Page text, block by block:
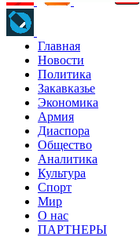
Главная
Новости
Политика
Закавказье
Экономика
Армия
Диаспора
Общество
Аналитика
Культура
Спорт
Мир
О нас
ПАРТНЕРЫ